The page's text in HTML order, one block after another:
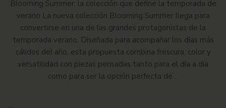
Blooming Summer: la colección que define la temporada de
verano La nueva colección Blooming Summer llega para
convertirse en una de las grandes protagonistas de la
temporada verano. Diseñada para acompañar los días más
cálidos del año, esta propuesta combina frescura, color y
versatilidad con piezas pensadas tanto para el día a día
como para ser la opción perfecta de…